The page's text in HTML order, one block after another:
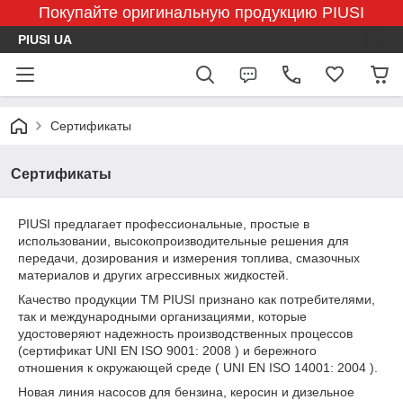
Покупайте оригинальную продукцию PIUSI
PIUSI UA
Сертификаты
Сертификаты
PIUSI предлагает профессиональные, простые в
использовании, высокопроизводительные решения для
передачи, дозирования и измерения топлива, смазочных
материалов и других агрессивных жидкостей.
Качество продукции ТМ PIUSI признано как потребителями,
так и международными организациями, которые
удостоверяют надежность производственных процессов
(сертификат UNI EN ISO 9001: 2008 ) и бережного
отношения к окружающей среде ( UNI EN ISO 14001: 2004 ).
Новая линия насосов для бензина, керосин и дизельное